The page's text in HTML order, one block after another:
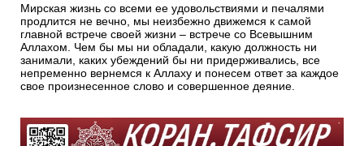
Мирская жизнь со всеми ее удовольствиями и печалями
продлится не вечно, мы неизбежно движемся к самой
главной встрече своей жизни – встрече со Всевышним
Аллахом. Чем бы мы ни обладали, какую должность ни
занимали, каких убеждений бы ни придерживались, все
непременно вернемся к Аллаху и понесем ответ за каждое
свое произнесенное слово и совершенное деяние.